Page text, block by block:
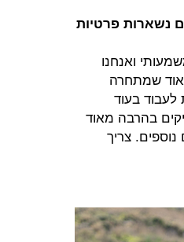
רק ב-2016, חברות היום נשארות פרטיות
ואנחנו
שמתחרה
בעוד
אחרי 4 שנים הם מחזיקים בהרבה מאוד
צריך